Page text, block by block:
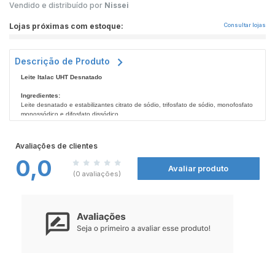
Vendido e distribuído por Nissei
Lojas próximas com estoque: Consultar lojas
Descrição de Produto
Leite Italac UHT Desnatado
Ingredientes:
Leite desnatado e estabilizantes citrato de sódio, trifosfato de sódio, monofosfato
monossódico e difosfato dissódico.
Avaliações de clientes
0,0 (0 avaliações)
Avaliar produto